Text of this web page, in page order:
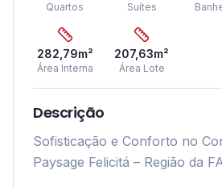
Quartos Suítes
282,79m²
Área Interna
207,63m²
Área Lote
Descrição
Sofisticação e Conforto no
Paysage Felicitá – Região da